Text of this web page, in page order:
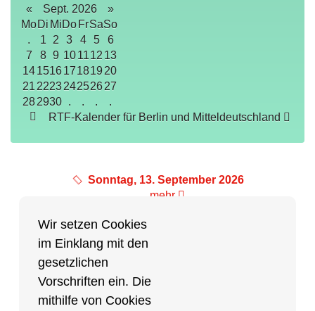
Wir setzen Cookies
im Einklang mit den
gesetzlichen
Vorschriften ein. Die
mithilfe von Cookies
«
Sept. 2026
»
MoDi MiDo FrSaSo
.
1 2 3 4 5
6
7
8 9 10 1112 13
141516171819 20
21 222324252627
282930 . . .
.
RTF-Kalender für Berlin und Mitteldeutschland
Sonntag, 13. September 2026
mehr
Partner des Breitensports